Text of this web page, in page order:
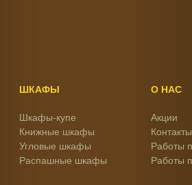
ШКАФЫ
Шкафы-купе
Книжные шкафы
Угловые шкафы
Распашные шкафы
О НАС
Акции
Контакты
Работы
Работы